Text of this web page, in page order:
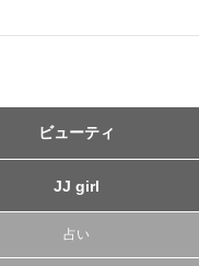
ビューティ
JJ girl
占い